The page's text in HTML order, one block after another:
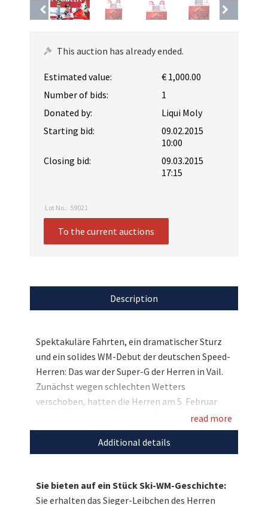
This auction has already ended.
Estimated value:
€ 1,000.00
Number of bids:
1
Donated by:
Liqui Moly
Starting bid:
09.02.2015
10:00
Closing bid:
09.03.2015
17:15
Lot No.: 59021
To the current auctions
Description
Spektakuläre Fahrten, ein dramatischer Sturz
und ein solides WM-Debut der deutschen Speed-
Herren: Das war der Super-G der Herren in Vail.
Zunächst wegen schlechten Wetters
verschoben, hatten die Herren am 5. Februar
mehr Glück und konnten bei Sonnenschein die
bewährte WM-Piste "Birds of Prey“ befahren.
Und von diesem Rennen direkt aus Vail haben
Hannes Reichelt signiert von Ski-Stars wie
read more
Additional details
Sie bieten auf ein Stück Ski-WM-Geschichte:
Sie erhalten das Sieger-Leibchen des Herren